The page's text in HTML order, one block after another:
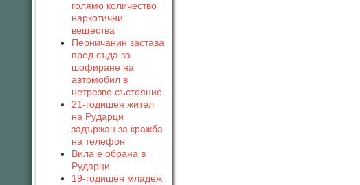
голямо количество
наркотични
вещества
Перничанин застава
пред съда за
шофиране на
автомобил в
нетрезво състояние
21-годишен жител
на Рударци
задържан за кражба
на телефон
Вила е обрана в
Рударци
19-годишен младеж